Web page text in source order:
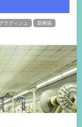
ラディシュ 新興国